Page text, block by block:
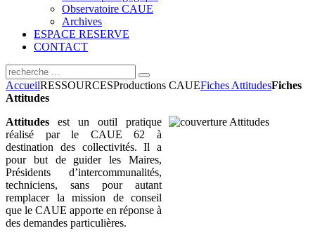
Observatoire CAUE
Archives
ESPACE RESERVE
CONTACT
AccueilRESSOURCESProductions CAUEFiches AttitudesFiches
Attitudes
Attitudes est un outil pratique
réalisé par le CAUE 62 à
destination des collectivités. Il a
pour but de guider les Maires,
Présidents d’intercommunalités,
techniciens, sans pour autant
remplacer la mission de conseil
que le CAUE apporte en réponse à
des demandes particulières.